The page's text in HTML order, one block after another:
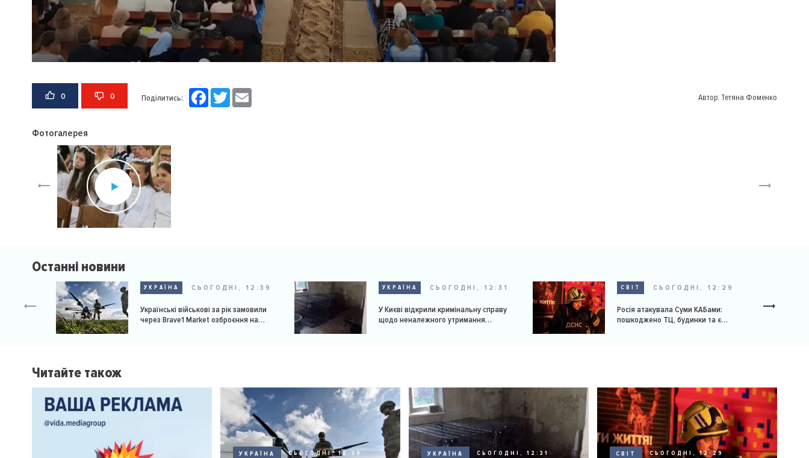
0 0 Поділитись: FacebookTwitter Автор: Тетяна Фоменко
Фотогалерея
Останні новини
УКРАЇНА СЬОГОДНІ, 12:39
Українські військові за рік замовили
через Brave1 Market озброєння на
УКРАЇНА СЬОГОДНІ, 12:31
У Києві відкрили кримінальну справу
щодо неналежного утримання
СВІТ СЬОГОДНІ, 12:29
Росія атакувала Суми КАБами:
пошкоджено ТЦ, будинки та є
Читайте також
УКРАЇНА СЬОГОДНІ, 12:39 УКРАЇНА СЬОГОДНІ, 12:31 СВІТ СЬОГОДНІ, 12:29